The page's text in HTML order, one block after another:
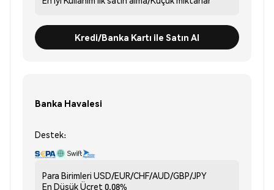
Kredi/Banka Kartı ile Satın Al
Banka Havalesi
Destek:
Para Birimleri USD/EUR/CHF/AUD/GBP/JPY
En Düşük Ücret 0.08%